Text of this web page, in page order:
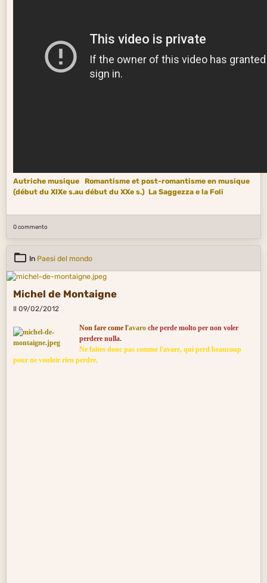
Autriche musique
Romantisme et post-romantisme en musique
(début du XIXe s.au début du XXe s.) La Saggezza e la Foli
0 commento
In Paesi del mondo
Michel de Montaigne
Il 09/02/2012
Non fare come l'avaro che perde molto per non voler
perdere nulla.
Ne faites donc pas comme l'avare, qui perd beaucoup
pour ne vouloir rien perdre.